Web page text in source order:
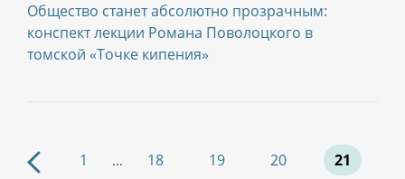
Общество станет абсолютно прозрачным:
конспект лекции Романа Поволоцкого в
томской «Точке кипения»
1 ... 18 19 20 21